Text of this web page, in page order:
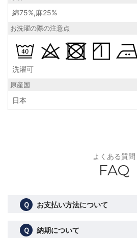
綿75%,麻25%
お洗濯の際の注意点
洗濯可
原産国
日本
よくある質問
FAQ
Ｑ お支払い方法について
Ｑ 納期について